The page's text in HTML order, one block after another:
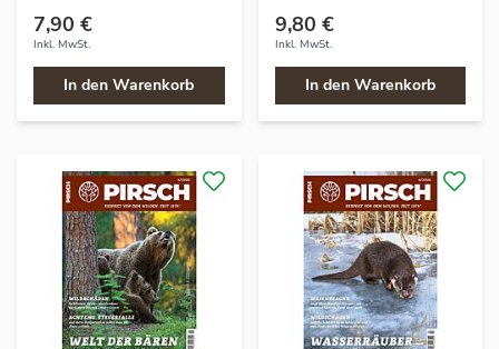
7,90 €
Inkl. MwSt.
In den Warenkorb
9,80 €
Inkl. MwSt.
In den Warenkorb